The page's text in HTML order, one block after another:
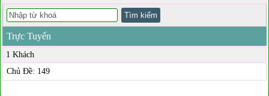
Trực Tuyến
1 Khách
Chủ Đề: 149